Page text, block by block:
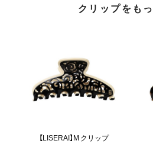
クリップをも
【LISERAI】M クリップ